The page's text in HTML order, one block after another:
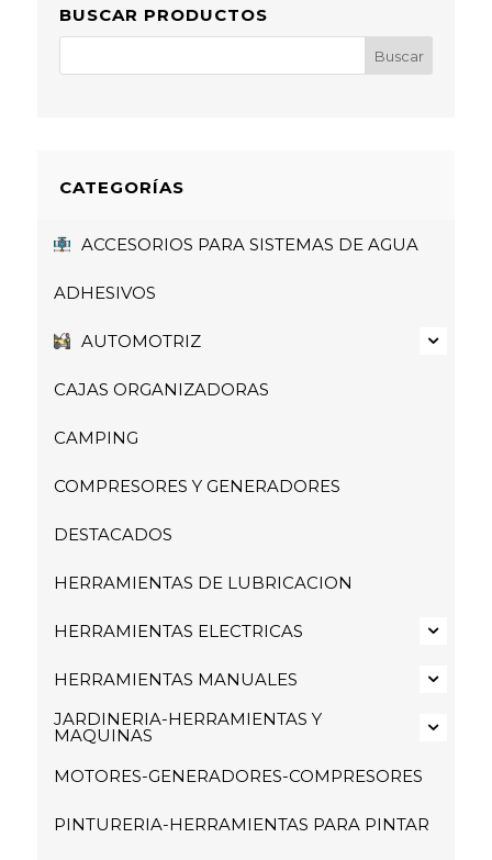
BUSCAR PRODUCTOS
CATEGORÍAS
ACCESORIOS PARA SISTEMAS DE AGUA
ADHESIVOS
AUTOMOTRIZ
CAJAS ORGANIZADORAS
CAMPING
COMPRESORES Y GENERADORES
DESTACADOS
HERRAMIENTAS DE LUBRICACION
HERRAMIENTAS ELECTRICAS
HERRAMIENTAS MANUALES
JARDINERIA-HERRAMIENTAS Y
MAQUINAS
MOTORES-GENERADORES-COMPRESORES
PINTURERIA-HERRAMIENTAS PARA PINTAR